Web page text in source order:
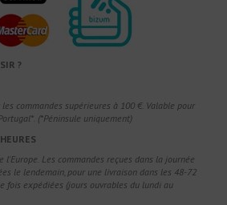
?
commandes supérieures à 100 €. Valable pour
(*Péninsule uniquement)
l'Europe. Les commandes reçues dans la journée
le lendemain, pour une livraison dans les 48-72
fois expédiées (jours ouvrables du lundi au